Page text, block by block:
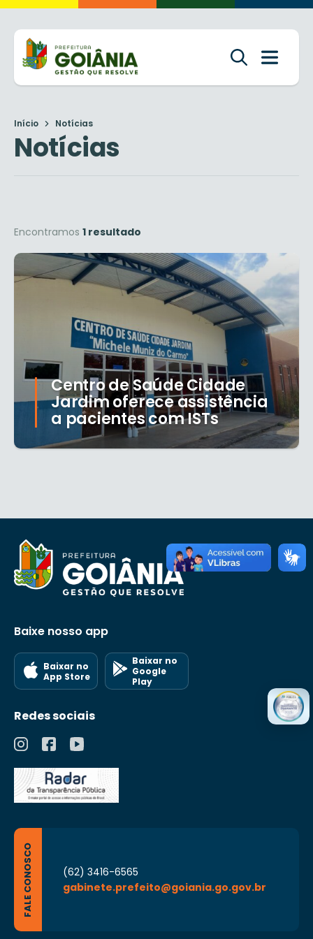
Início Notícias
Notícias
Encontramos 1 resultado
Centro de Saúde Cidade
Jardim oferece assistência
a pacientes com ISTs
Baixe nosso app
Baixar no
App Store
Baixar no
Google
Play
Redes sociais
FALE CONOSCO
(62) 3416-6565
gabinete.prefeito@goiania.go.gov.br